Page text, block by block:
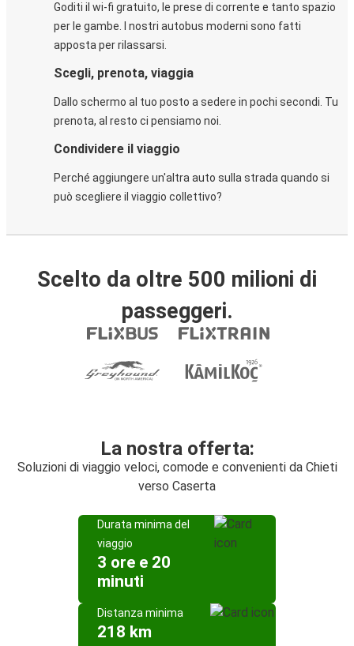
Goditi il wi-fi gratuito, le prese di corrente e tanto spazio
per le gambe. I nostri autobus moderni sono fatti
apposta per rilassarsi.
Scegli, prenota, viaggia
Dallo schermo al tuo posto a sedere in pochi secondi. Tu
prenota, al resto ci pensiamo noi.
Condividere il viaggio
Perché aggiungere un'altra auto sulla strada quando si
può scegliere il viaggio collettivo?
Scelto da oltre 500 milioni di
passeggeri.
La nostra offerta:
Soluzioni di viaggio veloci, comode e convenienti da Chieti
verso Caserta
Durata minima del
viaggio
3 ore e 20
minuti
Distanza minima
218 km